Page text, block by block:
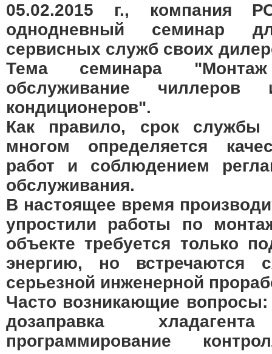
05.02.2015 г., компания
однодневный семинар
сервисных служб своих
Тема семинара
обслуживание чиллеров
кондиционеров".
Как правило, срок службы
многом определяется
работ и соблюдением
обслуживания.
В настоящее время
упростили работы по
объекте требуется только
энергию, но встречаются
серьезной инженерной
Часто возникающие вопросы:
дозаправка
программирование